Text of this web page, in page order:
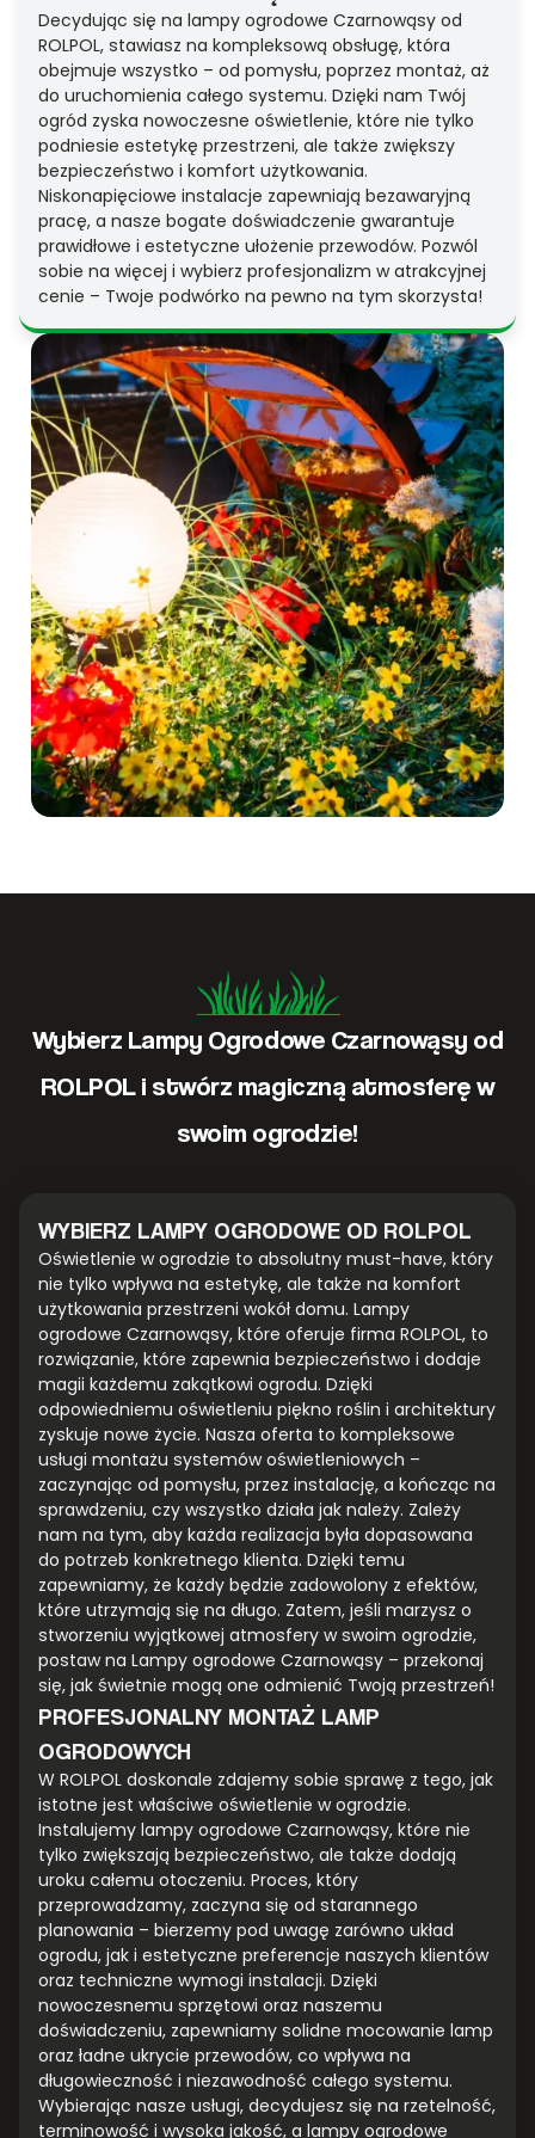
Decydując się na lampy ogrodowe Czarnowąsy od
ROLPOL, stawiasz na kompleksową obsługę, która
obejmuje wszystko – od pomysłu, poprzez montaż, aż
do uruchomienia całego systemu. Dzięki nam Twój
ogród zyska nowoczesne oświetlenie, które nie tylko
podniesie estetykę przestrzeni, ale także zwiększy
bezpieczeństwo i komfort użytkowania.
Niskonapięciowe instalacje zapewniają bezawaryjną
pracę, a nasze bogate doświadczenie gwarantuje
prawidłowe i estetyczne ułożenie przewodów. Pozwól
sobie na więcej i wybierz profesjonalizm w atrakcyjnej
cenie – Twoje podwórko na pewno na tym skorzysta!
Wybierz Lampy Ogrodowe Czarnowąsy od
ROLPOL i stwórz magiczną atmosferę w
swoim ogrodzie!
WYBIERZ LAMPY OGRODOWE OD ROLPOL
Oświetlenie w ogrodzie to absolutny must-have, który
nie tylko wpływa na estetykę, ale także na komfort
użytkowania przestrzeni wokół domu. Lampy
ogrodowe Czarnowąsy, które oferuje firma ROLPOL, to
rozwiązanie, które zapewnia bezpieczeństwo i dodaje
magii każdemu zakątkowi ogrodu. Dzięki
odpowiedniemu oświetleniu piękno roślin i architektury
zyskuje nowe życie. Nasza oferta to kompleksowe
usługi montażu systemów oświetleniowych –
zaczynając od pomysłu, przez instalację, a kończąc na
sprawdzeniu, czy wszystko działa jak należy. Zależy
nam na tym, aby każda realizacja była dopasowana
do potrzeb konkretnego klienta. Dzięki temu
zapewniamy, że każdy będzie zadowolony z efektów,
które utrzymają się na długo. Zatem, jeśli marzysz o
stworzeniu wyjątkowej atmosfery w swoim ogrodzie,
postaw na Lampy ogrodowe Czarnowąsy – przekonaj
się, jak świetnie mogą one odmienić Twoją przestrzeń!
PROFESJONALNY MONTAŻ LAMP
OGRODOWYCH
W ROLPOL doskonale zdajemy sobie sprawę z tego, jak
istotne jest właściwe oświetlenie w ogrodzie.
Instalujemy lampy ogrodowe Czarnowąsy, które nie
tylko zwiększają bezpieczeństwo, ale także dodają
uroku całemu otoczeniu. Proces, który
przeprowadzamy, zaczyna się od starannego
planowania – bierzemy pod uwagę zarówno układ
ogrodu, jak i estetyczne preferencje naszych klientów
oraz techniczne wymogi instalacji. Dzięki
nowoczesnemu sprzętowi oraz naszemu
doświadczeniu, zapewniamy solidne mocowanie lamp
oraz ładne ukrycie przewodów, co wpływa na
długowieczność i niezawodność całego systemu.
Wybierając nasze usługi, decydujesz się na rzetelność,
terminowość i wysoka jakość, a lampy ogrodowe